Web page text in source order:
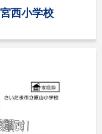
西小学校